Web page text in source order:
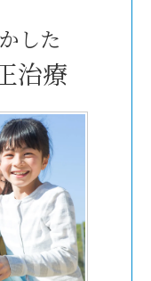
かした
治療